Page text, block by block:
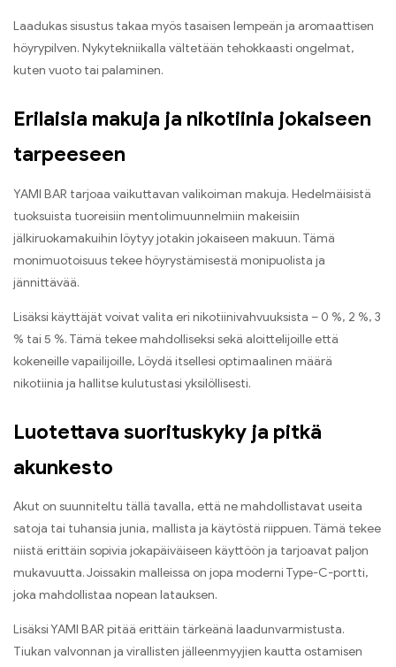
Laadukas sisustus takaa myös tasaisen lempeän ja aromaattisen
höyrypilven. Nykytekniikalla vältetään tehokkaasti ongelmat,
kuten vuoto tai palaminen.
Erilaisia ​​makuja ja nikotiinia jokaiseen
tarpeeseen
YAMI BAR tarjoaa vaikuttavan valikoiman makuja. Hedelmäisistä
tuoksuista tuoreisiin mentolimuunnelmiin makeisiin
jälkiruokamakuihin löytyy jotakin jokaiseen makuun. Tämä
monimuotoisuus tekee höyrystämisestä monipuolista ja
jännittävää.
Lisäksi käyttäjät voivat valita eri nikotiinivahvuuksista – 0 %, 2 %, 3
% tai 5 %. Tämä tekee mahdolliseksi sekä aloittelijoille että
kokeneille vapailijoille, Löydä itsellesi optimaalinen määrä
nikotiinia ja hallitse kulutustasi yksilöllisesti.
Luotettava suorituskyky ja pitkä
akunkesto
Akut on suunniteltu tällä tavalla, että ne mahdollistavat useita
satoja tai tuhansia junia, mallista ja käytöstä riippuen. Tämä tekee
niistä erittäin sopivia jokapäiväiseen käyttöön ja tarjoavat paljon
mukavuutta.Joissakin malleissa on jopa moderni Type-C-portti,
joka mahdollistaa nopean latauksen.
Lisäksi YAMI BAR pitää erittäin tärkeänä laadunvarmistusta.
Tiukan valvonnan ja virallisten jälleenmyyjien kautta ostamisen